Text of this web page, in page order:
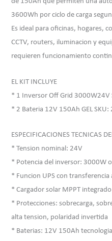
3600Wh por ciclo de carga
Es ideal para oficinas, hogares,
CCTV, routers, iluminacion y
requieren funcionamiento
EL KIT INCLUYE
* 1 Inversor Off Grid 3000W24V
* 2 Bateria 12V 150Ah GEL
ESPECIFICACIONES TECNICAS
* Tension nominal: 24V
* Potencia del inversor: 3000W
* Funcion UPS con transferencia
* Cargador solar MPPT integrado
* Protecciones: sobrecarga,
alta tension, polaridad invertida
* Baterias: 12V 150Ah